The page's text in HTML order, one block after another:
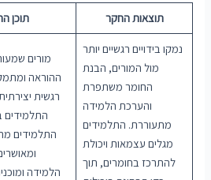
תוכן תוצאות החקר
מורים
ההוראה
רגשית
התלמידים
התלמידים
הלמידה
נמקו בידויים רגשיים יותר
מול המורים, הבנת
החומר משתפרת
והערכת הלמידה
מתעוררת. התלמידים
מגלים עצמאות ויכולת
להתרכז בחומרים, תוך